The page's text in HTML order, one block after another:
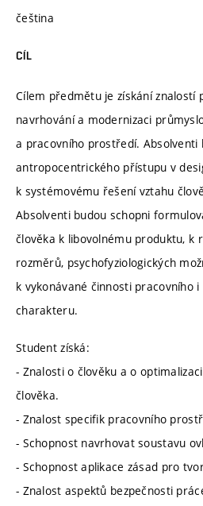
čeština
CÍL
Cílem předmětu je získání znalostí
navrhování a modernizaci
a pracovního prostředí. Absolventi
antropocentrického přístupu v
k systémovému řešení vztahu
Absolventi budou schopni
člověka k libovolnému produktu, k
rozměrů, psychofyziologických
k vykonávané činnosti pracovního
charakteru.
Student získá:
- Znalosti o člověku a o
člověka.
- Znalost specifik pracovního
- Schopnost navrhovat soustavu
- Schopnost aplikace zásad pro
- Znalost aspektů bezpečnosti